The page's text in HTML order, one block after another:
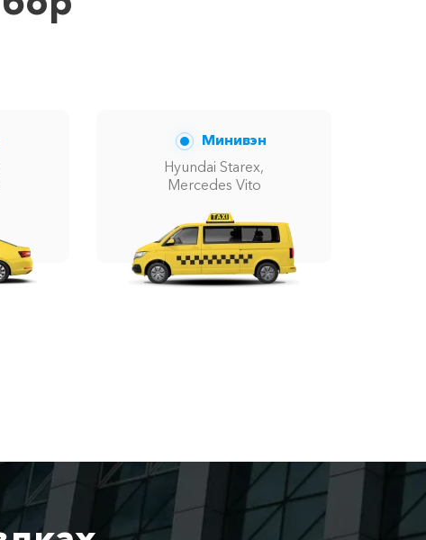
Минивэн
Hyundai Starex,
Mercedes Vito